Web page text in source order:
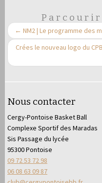
← NM2 | Le programme des
Crées le nouveau logo du
Nous contacter
Cergy-Pontoise Basket Ball
Complexe Sportif des Maradas
Sis Passage du lycée
95300 Pontoise
09 72 53 72 98
06 08 63 09 87